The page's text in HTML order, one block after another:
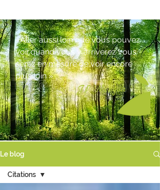
«Aller aussi loin que vous pouvez
voir,quand vous y arriverez vous
serez en mesure de voir encore
plus loin »
JP Morgan
Le blog
Citations